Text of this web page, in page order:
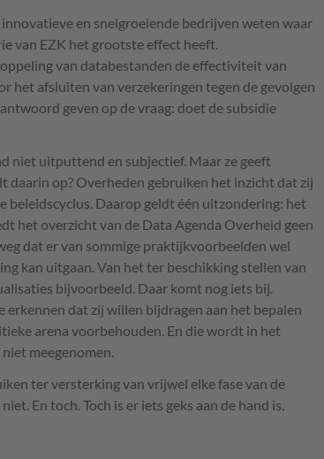
en snelgroeiende bedrijven weten waar
van EZK het grootste effect heeft.
van databestanden de effectiviteit van
het afsluiten van verzekeringen tegen de gevolgen
geven op de vraag: doet de subsidie
niet uitputtend en subjectief. Maar ze geeft
daarin op? Overheden gebruiken het inzicht dat zij
beleidscyclus. Daarop geldt één uitzondering: het
het overzicht van de Data Agenda Overheid geen
dat er van sommige praktijkvoorbeelden wel
kan uitgaan. Van het ter beschikking stellen van
bijvoorbeeld. Daar komt nog iets bij.
dat zij willen bijdragen aan het bepalen
arena voorbehouden. En die wordt in het
meegenomen.
ter versterking van vrijwel elke fase van de
En toch. Toch is er iets geks aan de hand is.